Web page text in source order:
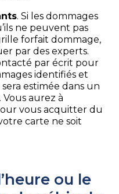
. Si les dommages
ne peuvent pas
forfait dommage,
par des experts.
par écrit pour
identifiés et
estimée dans un
aurez à
vous acquitter du
carte ne soit
ou le